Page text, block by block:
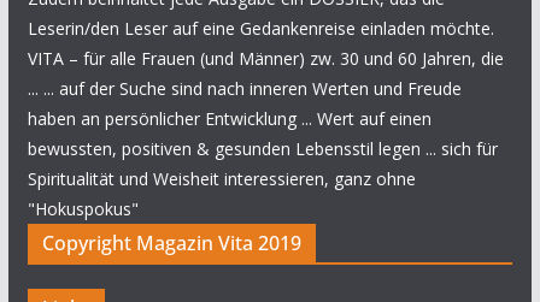
Leserin/den Leser auf eine Gedankenreise einladen möchte.
VITA – für alle Frauen (und Männer) zw. 30 und 60 Jahren, die
... ... auf der Suche sind nach inneren Werten und Freude
haben an persönlicher Entwicklung ... Wert auf einen
bewussten, positiven & gesunden Lebensstil legen ... sich für
Spiritualität und Weisheit interessieren, ganz ohne
"Hokuspokus"
Copyright Magazin Vita 2019